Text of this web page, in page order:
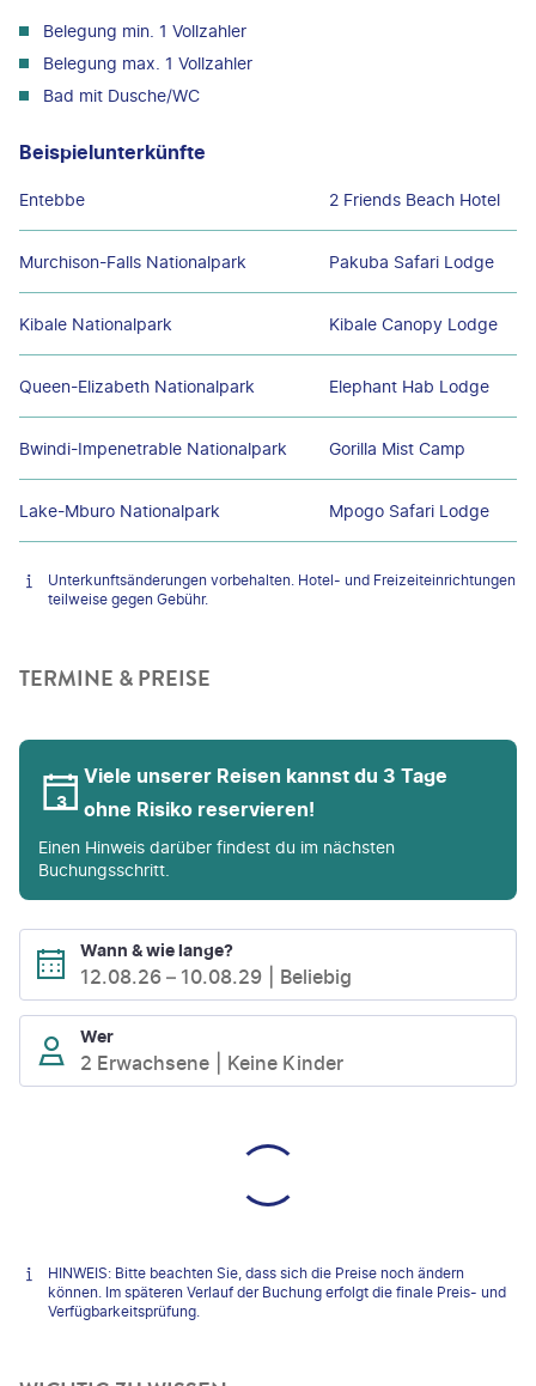
Belegung min. 1 Vollzahler
Belegung max. 1 Vollzahler
Bad mit Dusche/WC
Beispielunterkünfte
Entebbe 2 Friends Beach Hotel
Murchison-Falls Nationalpark Pakuba Safari Lodge
Kibale Nationalpark Kibale Canopy Lodge
Queen-Elizabeth Nationalpark Elephant Hab Lodge
Bwindi-Impenetrable Nationalpark Gorilla Mist Camp
Lake-Mburo Nationalpark Mpogo Safari Lodge
Unterkunftsänderungen vorbehalten. Hotel- und Freizeiteinrichtungen
teilweise gegen Gebühr.
TERMINE & PREISE
Viele unserer Reisen kannst du 3 Tage
ohne Risiko reservieren!
Einen Hinweis darüber findest du im nächsten
Buchungsschritt.
Wann & wie lange?
12.08.26 – 10.08.29 Beliebig
Wer
2 Erwachsene Keine Kinder
HINWEIS: Bitte beachten Sie, dass sich die Preise noch ändern
können. Im späteren Verlauf der Buchung erfolgt die finale Preis- und
Verfügbarkeitsprüfung.